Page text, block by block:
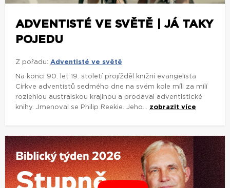
ADVENTISTÉ VE SVĚTĚ | JÁ TAKY
POJEDU
Z pořadu: Adventisté ve světě
Na konci 90. let 19. století projížděl knižní evangelista
Církve adventistů sedmého dne na svém kole míli za mílí
rozlehlou australskou krajinou a prodával adventistické
knihy. Jmenoval se Philip Reekie. Jeho... zobrazit více